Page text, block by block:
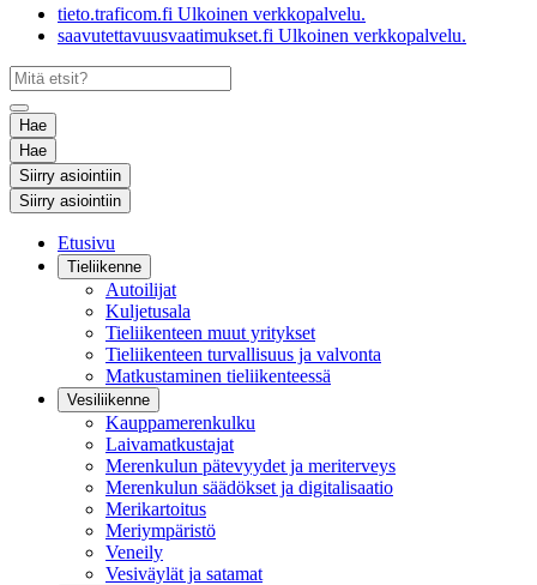
tieto.traficom.fi Ulkoinen verkkopalvelu.
saavutettavuusvaatimukset.fi Ulkoinen verkkopalvelu.
Hae
Hae
Siirry asiointiin
Siirry asiointiin
Etusivu
Tieliikenne
Autoilijat
Kuljetusala
Tieliikenteen muut yritykset
Tieliikenteen turvallisuus ja valvonta
Matkustaminen tieliikenteessä
Vesiliikenne
Kauppamerenkulku
Laivamatkustajat
Merenkulun pätevyydet ja meriterveys
Merenkulun säädökset ja digitalisaatio
Merikartoitus
Meriympäristö
Veneily
Vesiväylät ja satamat